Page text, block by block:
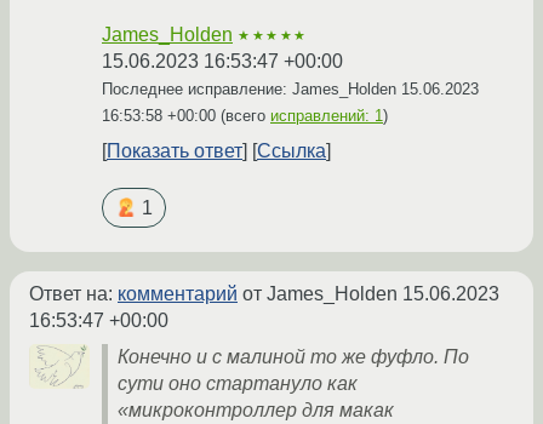
James_Holden ★★★★★
15.06.2023 16:53:47 +00:00
Последнее исправление: James_Holden 15.06.2023
16:53:58 +00:00 (всего исправлений: 1 )
Показать ответ Ссылка
1
Ответ на: комментарий от James_Holden 15.06.2023
16:53:47 +00:00
Конечно и с малиной то же фуфло. По
сути оно стартануло как
«микроконтроллер для макак